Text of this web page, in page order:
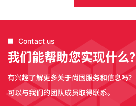
Contact us
我们能帮助您实现什么？
有兴趣了解更多关于尚固服务和信息吗？
可以与我们的团队成员取得联系。